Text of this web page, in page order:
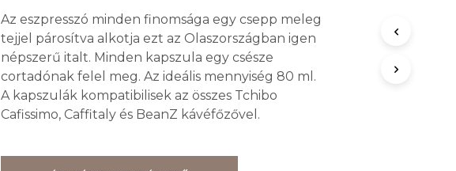
was:
1,490.00 Ft.
is:
1,290.00 Ft.
Az eszpresszó minden finomsága egy csepp meleg
tejjel párosítva alkotja ezt az Olaszországban igen
népszerű italt. Minden kapszula egy csésze
cortadónak felel meg. Az ideális mennyiség 80 ml.
A kapszulák kompatibilisek az összes Tchibo
Cafissimo, Caffitaly és BeanZ kávéfőzővel.